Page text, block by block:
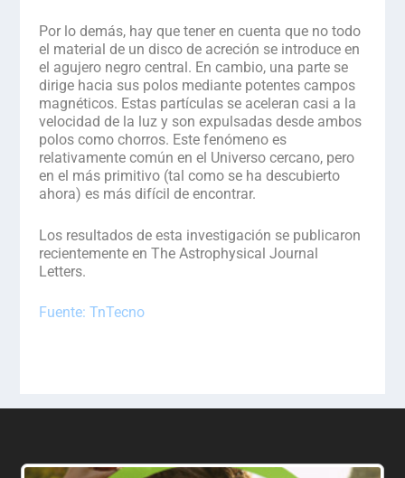
Por lo demás, hay que tener en cuenta que no todo
el material de un disco de acreción se introduce en
el agujero negro central. En cambio, una parte se
dirige hacia sus polos mediante potentes campos
magnéticos. Estas partículas se aceleran casi a la
velocidad de la luz y son expulsadas desde ambos
polos como chorros. Este fenómeno es
relativamente común en el Universo cercano, pero
en el más primitivo (tal como se ha descubierto
ahora) es más difícil de encontrar.
Los resultados de esta investigación se publicaron
recientemente en The Astrophysical Journal
Letters.
Fuente: TnTecno